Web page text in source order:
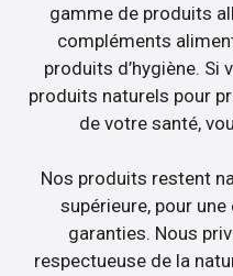
gamme de produits
compléments
produits d’hygiène. Si
produits naturels pour
de votre santé,
Nos produits restent
supérieure, pour
garanties. Nous
respectueuse de la